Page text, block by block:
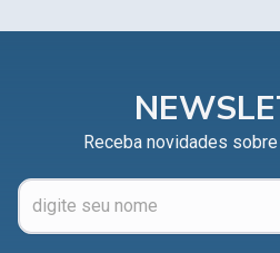
Receba novidades